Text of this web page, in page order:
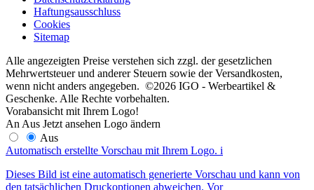
Haftungsausschluss
Cookies
Sitemap
Alle angezeigten Preise verstehen sich zzgl. der gesetzlichen
Mehrwertsteuer und anderer Steuern sowie der Versandkosten,
wenn nicht anders angegeben. ©2026 IGO - Werbeartikel &
Geschenke. Alle Rechte vorbehalten.
Vorabansicht mit Ihrem Logo!
An Aus Jetzt ansehen Logo ändern
Aus
Automatisch erstellte Vorschau mit Ihrem Logo. i
Dieses Bild ist eine automatisch generierte Vorschau und kann von
den tatsächlichen Druckoptionen abweichen. Vor